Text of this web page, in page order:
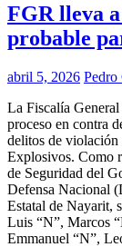
FGR lleva a
probable
abril 5, 2026 Pedro
La Fiscalía
proceso en contra
delitos de violación
Explosivos. Como
de Seguridad del
Defensa Nacional
Estatal de Nayarit,
Luis “N”, Marcos
Emmanuel “N”,